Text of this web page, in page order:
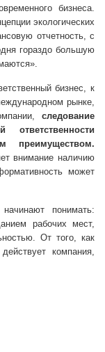
бизнеса.
экологических
отчетность, с
гораздо большую
бизнес, к
рынке,
следование
ответственности
преимуществом.
внимание наличию
может
понимать:
рабочих мест,
От того, как
компания,